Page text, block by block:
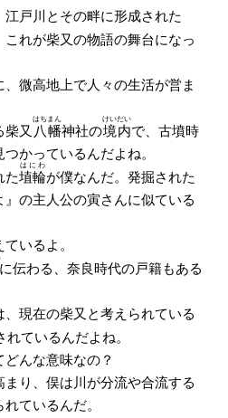
戸川とその畔に形成された
これが柴又の物語の舞台になっ
微高地上で人々の生活が営ま
柴又 八幡
はちまん
神社の境内
けいだい
で、古墳時
かっているんだよね。
た埴輪
はにわ
が僕なんだ。発掘された
の主人公の寅さんに似ている
いるよ。
に伝わる、奈良時代の戸籍もある
現在の柴又と考えられている
れているんだよね。
んな意味なの？
り、俣は川が分流や合流する
ているんだ。